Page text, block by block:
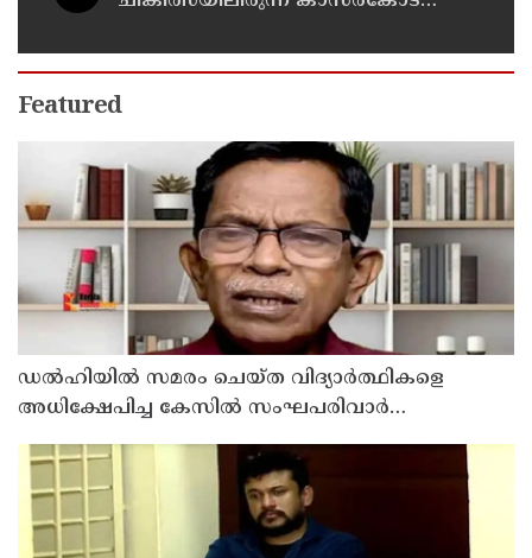
Featured
ഡൽഹിയിൽ സമരം ചെയ്ത വിദ്യാർത്ഥികളെ
അധിക്ഷേപിച്ച കേസില്‍ സംഘപരിവാർ